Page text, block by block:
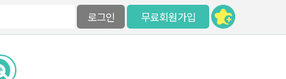
로그인 무료회원가입